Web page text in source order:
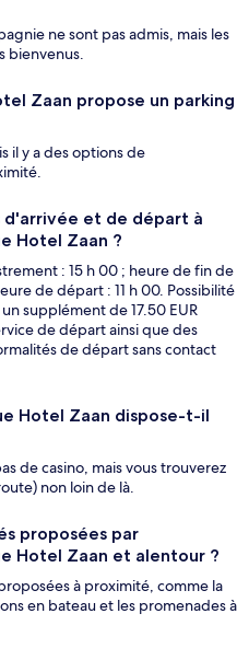
ne sont pas admis, mais les
bienvenus.
Zaan propose un parking
il y a des options de
d'arrivée et de départ à
Hotel Zaan ?
: 15 h 00 ; heure de fin de
de départ : 11 h 00. Possibilité
supplément de 17.50 EUR
de départ ainsi que des
de départ sans contact
Hotel Zaan dispose-t-il
de casino, mais vous trouverez
non loin de là.
proposées par
Hotel Zaan et alentour ?
à proximité, comme la
en bateau et les promenades à